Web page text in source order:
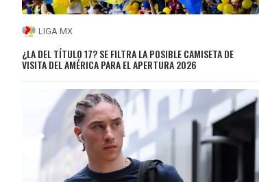
LIGA MX
¿LA DEL TÍTULO 17? SE FILTRA LA POSIBLE CAMISETA DE
VISITA DEL AMÉRICA PARA EL APERTURA 2026